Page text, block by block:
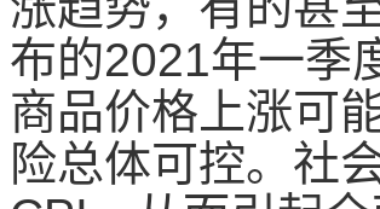
布的2021年一季
商品价格上涨可
险总体可控。社